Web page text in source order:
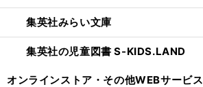
集英社みらい文庫
集英社の児童図書 S-KIDS.LAND
オンラインストア・ その他WEBサービス